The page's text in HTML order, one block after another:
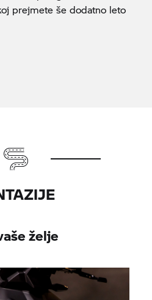
prejmete še dodatno leto
želje